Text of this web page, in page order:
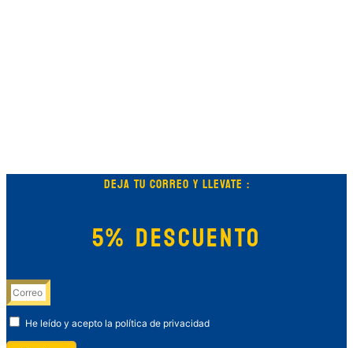
DEJA TU CORREO Y LLEVATE :
5% DESCUENTO
He leído y acepto la política de privacidad